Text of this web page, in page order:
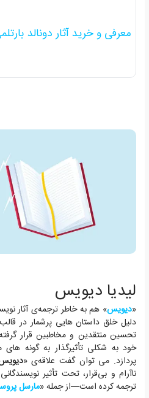
معرفی و خرید آثار دونالد
لیدیا دیویس
«دیویس» هم به خاطر ترجمه‌ی آثار
دلیل خلق داستان هایی پرشمار در
تحسین منتقدین و مخاطبین قرار
خود به شکلی تأثیرگذار به گونه
پردازد. می توان گفت علاقه‌ی «
ناآرام و بی‌قرار، تحت تأثیر
ترجمه کرده است—از جمله «مارسل